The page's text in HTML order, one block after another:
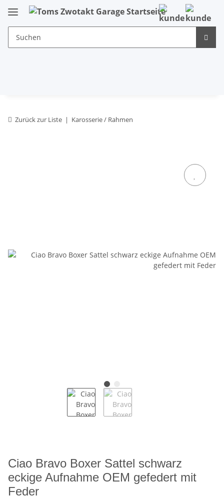
Zurück zur Liste Karosserie / Rahmen
Ciao Bravo Boxer Sattel schwarz
eckige Aufnahme OEM gefedert mit
Feder